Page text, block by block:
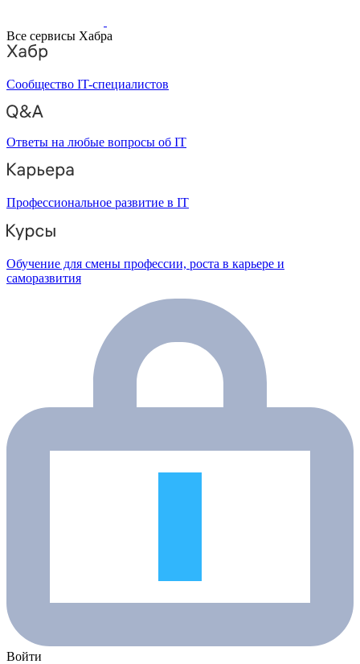
Все сервисы Хабра
Сообщество IT-специалистов
Ответы на любые вопросы об IT
Профессиональное развитие в IT
Обучение для смены профессии, роста в карьере и
саморазвития
Войти